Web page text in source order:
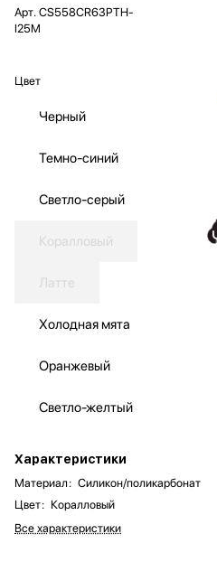
Арт. CS558CR63PTH-
I25M
Цвет
Черный
Темно-синий
Светло-серый
Коралловый
Латте
Холодная мята
Оранжевый
Светло-желтый
Характеристики
Материал : Силикон/поликарбонат
Цвет: Коралловый
Все характеристики